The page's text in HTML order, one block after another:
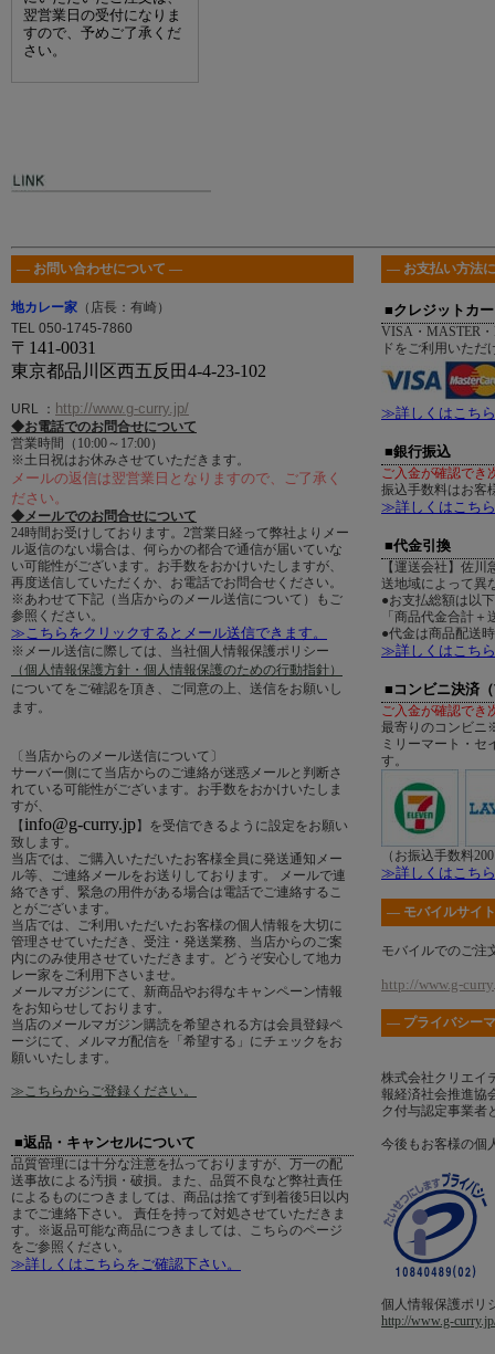
翌営業日の受付になりま
すので、予めご了承くだ
さい。
― お問い合わせについて ―
地カレー家 （店長：有崎）
TEL 050-1745-7860
〒141-0031
東京都品川区西五反田4-4-23-102
URL ： http://www.g-curry.jp/
◆お電話でのお問合せについて
営業時間（10:00～17:00）
※土日祝はお休みさせていただきます。
メールの返信は翌営業日となりますので、ご了承く
ださい。
◆メールでのお問合せについて
24時間お受けしております。2営業日経って弊社よりメー
ル返信のない場合は、何らかの都合で通信が届いていな
い可能性がございます。お手数をおかけいたしますが、
再度送信していただくか、お電話でお問合せください。
※あわせて下記（当店からのメール送信について）もご
参照ください。
≫こちらをクリックするとメール送信できます。
※メール送信に際しては、当社個人情報保護ポリシー
（個人情報保護方針・個人情報保護のための行動指針）
についてをご確認を頂き、ご同意の上、送信をお願いし
ます。
〔当店からのメール送信について〕
サーバー側にて当店からのご連絡が迷惑メールと判断さ
れている可能性がございます。お手数をおかけいたしま
すが、
【 info@g-curry.jp】を受信できるように設定をお願い
致します。
当店では、ご購入いただいたお客様全員に発送通知メー
ル等、ご連絡メールをお送りしております。 メールで連
絡できず、緊急の用件がある場合は電話でご連絡するこ
とがございます。
当店では、ご利用いただいたお客様の個人情報を大切に
管理させていただき、受注・発送業務、当店からのご案
内にのみ使用させていただきます。どうぞ安心して地カ
レー家をご利用下さいませ。
メールマガジンにて、新商品やお得なキャンペーン情報
をお知らせしております。
当店のメールマガジン購読を希望される方は会員登録ペ
ージにて、メルマガ配信を「希望する」にチェックをお
願いいたします。
≫こちらからご登録ください。
■返品・キャンセルについて
品質管理には十分な注意を払っておりますが、万一の配
送事故による汚損・破損。また、品質不良など弊社責任
によるものにつきましては、商品は捨てず到着後5日以内
までご連絡下さい。 責任を持って対処させていただきま
す。※返品可能な商品につきましては、こちらのページ
をご参照ください。
≫詳しくはこちらをご確認下さい。
― お支払い方法
■クレジットカ
VISA・MASTER
ドをご利用いただ
≫詳しくはこち
■銀行振込
ご入金が確認でき
振込手数料はお客
≫詳しくはこち
■代金引換
【運送会社】佐
送地域によって異
●お支払総額は以
「商品代金合計
●代金は商品配送
≫詳しくはこち
■コンビニ決済
ご入金が確認でき
最寄りのコンビニ
ミリーマート・セ
す。
（お振込手数料
≫詳しくはこち
― モバイルサイ
モバイルでのご注
http://www.g-
― プライバシー
株式会社クリエイ
報経済社会推進協
ク付与認定事業者
今後もお客様の個
個人情報保護ポリ
http://www.g-